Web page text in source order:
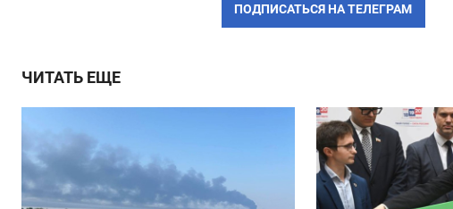
ПОДПИСАТЬСЯ НА ТЕЛЕГРАМ
ЧИТАТЬ ЕЩЕ